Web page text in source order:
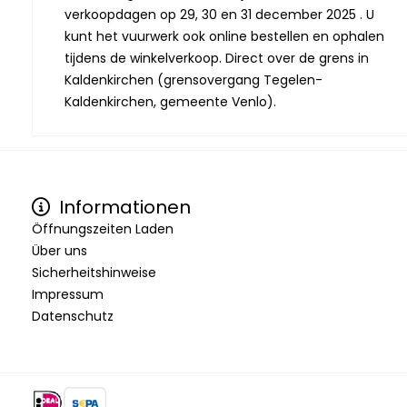
verkoopdagen op 29, 30 en 31 december 2025 . U
kunt het vuurwerk ook online bestellen en ophalen
tijdens de winkelverkoop. Direct over de grens in
Kaldenkirchen (grensovergang Tegelen-
Kaldenkirchen, gemeente Venlo).
Informationen
Öffnungszeiten Laden
Über uns
Sicherheitshinweise
Impressum
Datenschutz